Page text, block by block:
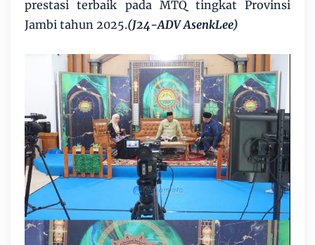
prestasi terbaik pada MTQ tingkat Provinsi
Jambi tahun 2025.(J24-ADV AsenkLee)